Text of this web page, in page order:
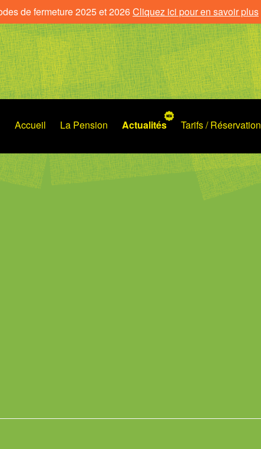
Accueil La Pension Actualités Tarifs / Réservation
de fermeture 2025 et 2026Cliquez ici pour en savoir plus